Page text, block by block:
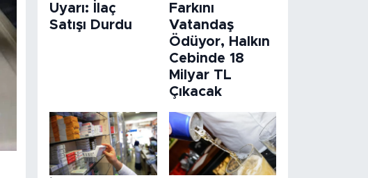
Uyarı: İlaç
Satışı Durdu
Farkını
Vatandaş
Ödüyor, Halkın
Cebinde 18
Milyar TL
Çıkacak